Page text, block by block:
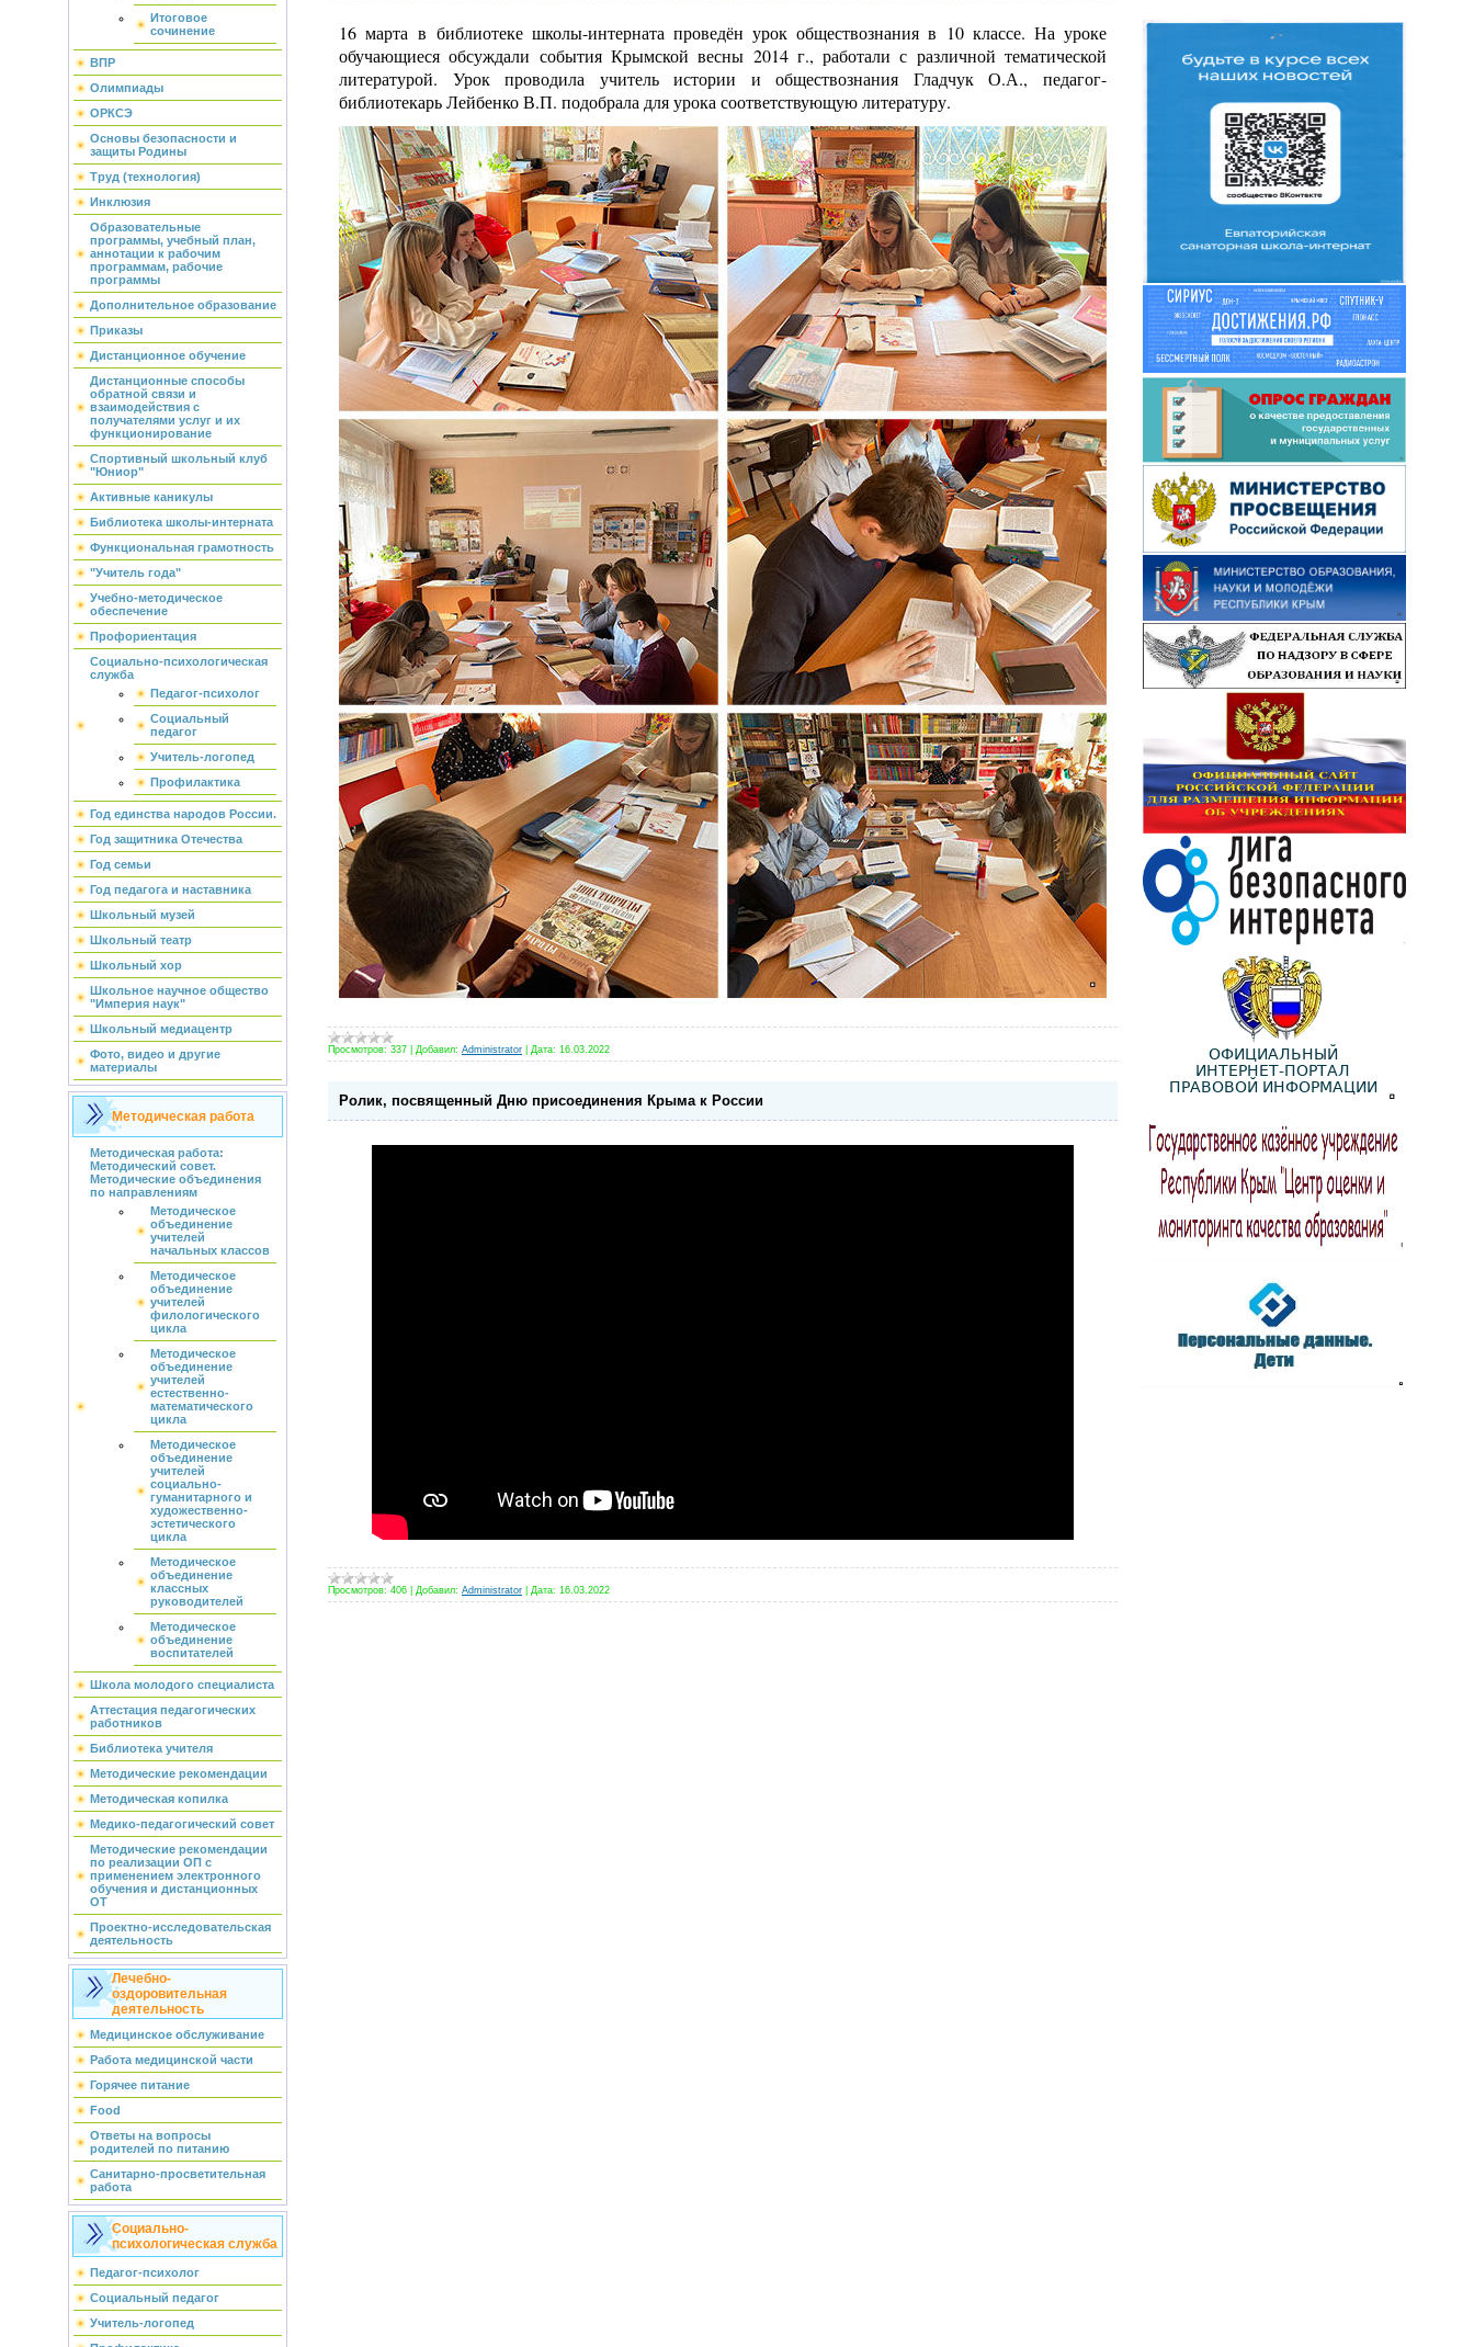
Итоговое
сочинение
ВПР
Олимпиады
ОРКСЭ
Основы безопасности и
защиты Родины
Труд (технология)
Инклюзия
Образовательные
программы, учебный план,
аннотации к рабочим
программам, рабочие
программы
Дополнительное образование
Приказы
Дистанционное обучение
Дистанционные способы
обратной связи и
взаимодействия с
получателями услуг и их
функционирование
Спортивный школьный клуб
"Юниор"
Активные каникулы
Библиотека школы-интерната
Функциональная грамотность
"Учитель года"
Учебно-методическое
обеспечение
Профориентация
Социально-психологическая
служба
Педагог-психолог
Социальный
педагог
Учитель-логопед
Профилактика
Год единства народов России.
Год защитника Отечества
Год семьи
Год педагога и наставника
Школьный музей
Школьный театр
Школьный хор
Школьное научное общество
"Империя наук"
Школьный медиацентр
Фото, видео и другие
материалы
Методическая работа
Методическая работа:
Методический совет.
Методические объединения
по направлениям
Методическое
объединение
учителей
начальных классов
Методическое
объединение
учителей
филологического
цикла
Методическое
объединение
учителей
естественно-
математического
цикла
Методическое
объединение
учителей
социально-
гуманитарного и
художественно-
эстетического
цикла
Методическое
объединение
классных
руководителей
Методическое
объединение
воспитателей
Школа молодого специалиста
Аттестация педагогических
работников
Библиотека учителя
Методические рекомендации
Методическая копилка
Медико-педагогический совет
Методические рекомендации
по реализации ОП с
применением электронного
обучения и дистанционных
ОТ
Проектно-исследовательская
деятельность
Лечебно-
оздоровительная
деятельность
Медицинское обслуживание
Работа медицинской части
Горячее питание
Food
Ответы на вопросы
родителей по питанию
Санитарно-просветительная
работа
Социально-
психологическая служба
Педагог-психолог
Социальный педагог
Учитель-логопед
16 марта в библиотеке школы-интерната проведён урок обществознания в 10 классе. На уроке
обучающиеся обсуждали события Крымской весны 2014 г., работали с различной тематической
литературой. Урок проводила учитель истории и обществознания Гладчук О.А., педагог-
библиотекарь Лейбенко В.П. подобрала для урока соответствующую литературу.
Просмотров: 337 Добавил: Administrator Дата: 16.03.2022
Ролик, посвященный Дню присоединения Крыма к России
Просмотров: 406 Добавил: Administrator Дата: 16.03.2022